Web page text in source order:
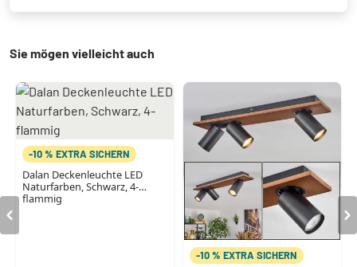
Sie mögen vielleicht auch
-10 % EXTRA SICHERN
Dalan Deckenleuchte LED
Naturfarben, Schwarz, 4-
flammig
-10 % EXTRA SICHERN